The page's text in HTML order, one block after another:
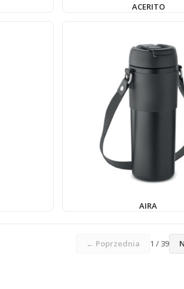
ACERITO
AIRA
← Poprzednia 1 / 39